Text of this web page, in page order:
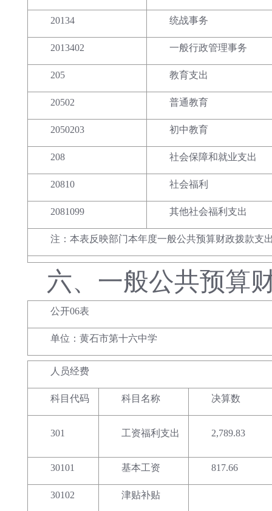
20134 统战事务
2013402 一般行政管理事务
205 教育支出
20502 普通教育
2050203 初中教育
208 社会保障和就业支出
20810 社会福利
2081099 其他社会福利支出
注：本表反映部门本年度一般公共预算财政拨款支
六、 一般公共预算
公开06表
单位：黄石市第十六中学
人员经费
科目代码 科目名称 决算数
301 工资福利支出 2,789.83
30101 基本工资 817.66
30102 津贴补贴